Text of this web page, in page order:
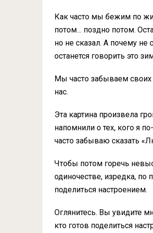
Как часто мы бежим по
потом… поздно потом.
но не сказал. А почему не
останется говорить это
Мы часто забываем своих
нас.
Эта картина произвела
напомнили о тех, кого я
часто забываю сказать
Чтобы потом горечь
одиночестве, изредка,
поделиться настроением.
Оглянитесь. Вы увидите
кто готов поделиться